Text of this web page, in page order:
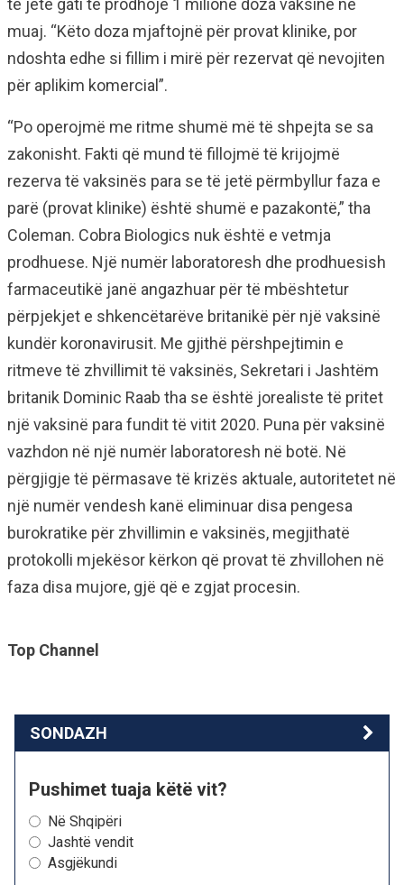
të jetë gati të prodhojë 1 milionë doza vaksine në
muaj. “Këto doza mjaftojnë për provat klinike, por
ndoshta edhe si fillim i mirë për rezervat që nevojiten
për aplikim komercial”.
“Po operojmë me ritme shumë më të shpejta se sa
zakonisht. Fakti që mund të fillojmë të krijojmë
rezerva të vaksinës para se të jetë përmbyllur faza e
parë (provat klinike) është shumë e pazakontë,” tha
Coleman. Cobra Biologics nuk është e vetmja
prodhuese. Një numër laboratoresh dhe prodhuesish
farmaceutikë janë angazhuar për të mbështetur
përpjekjet e shkencëtarëve britanikë për një vaksinë
kundër koronavirusit. Me gjithë përshpejtimin e
ritmeve të zhvillimit të vaksinës, Sekretari i Jashtëm
britanik Dominic Raab tha se është jorealiste të pritet
një vaksinë para fundit të vitit 2020. Puna për vaksinë
vazhdon në një numër laboratoresh në botë. Në
përgjigje të përmasave të krizës aktuale, autoritetet në
një numër vendesh kanë eliminuar disa pengesa
burokratike për zhvillimin e vaksinës, megjithatë
protokolli mjekësor kërkon që provat të zhvillohen në
faza disa mujore, gjë që e zgjat procesin.
Top Channel
SONDAZH
Pushimet tuaja këtë vit?
Në Shqipëri
Jashtë vendit
Asgjëkundi